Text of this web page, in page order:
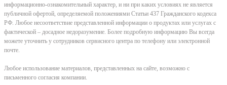
информационно-ознакомительный характер, и ни при каких условиях не является
публичной офертой, определяемой положениями Статьи 437 Гражданского кодекса
РФ. Любое несоответствие представленной информации о продуктах или услугах с
фактической – досадное недоразумение. Более подробную информацию Вы всегда
можете уточнить у сотрудников сервисного центра по телефону или электронной
почте.
Любое использование материалов, представленных на сайте, возможно с
письменного согласия компании.